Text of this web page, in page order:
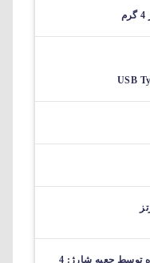
شارژ ارائه شده توسط جعبه شارژ: 4